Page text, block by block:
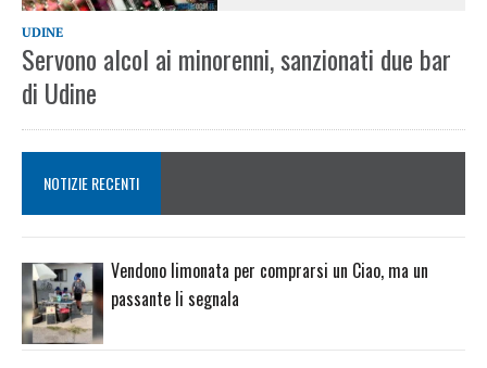
UDINE
Servono alcol ai minorenni, sanzionati due bar
di Udine
NOTIZIE RECENTI
Vendono limonata per comprarsi un Ciao, ma un
passante li segnala